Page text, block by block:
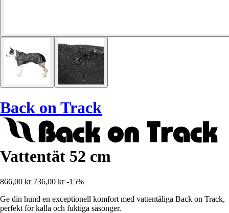
Back on Track
Vattentät 52 cm
866,00 kr 736,00 kr -15%
Ge din hund en exceptionell komfort med vattentåliga Back on Track,
perfekt för kalla och fuktiga säsonger.